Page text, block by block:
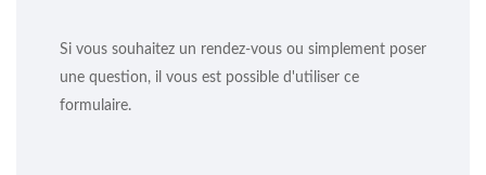
Si vous souhaitez un rendez-vous ou simplement poser
une question, il vous est possible d'utiliser ce
formulaire.